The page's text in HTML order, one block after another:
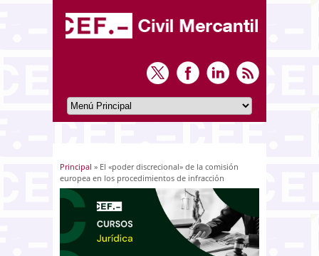
Usted está aquí
Principal » El «poder discrecional» de la comisión
europea en los procedimientos de infracción